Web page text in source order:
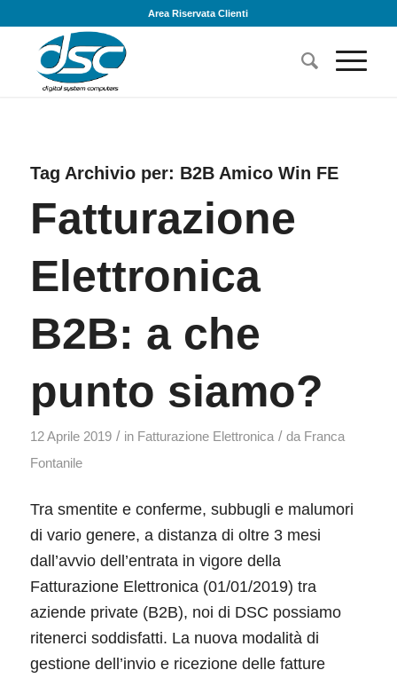
Area Riservata Clienti
Tag Archivio per: B2B Amico Win FE
Fatturazione
Elettronica
B2B: a che
punto siamo?
12 Aprile 2019 / in Fatturazione Elettronica / da Franca
Fontanile
Tra smentite e conferme, subbugli e malumori
di vario genere, a distanza di oltre 3 mesi
dall’avvio dell’entrata in vigore della
Fatturazione Elettronica (01/01/2019) tra
aziende private (B2B), noi di DSC possiamo
ritenerci soddisfatti. La nuova modalità di
gestione dell’invio e ricezione delle fatture